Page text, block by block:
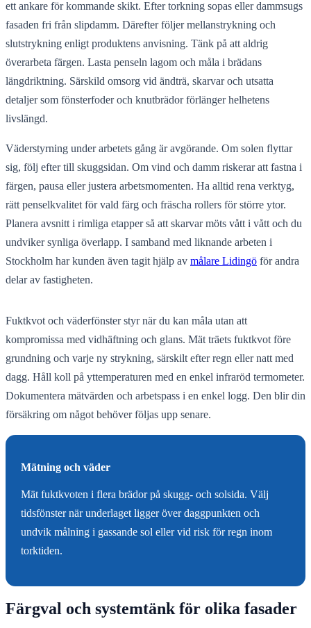
ett ankare för kommande skikt. Efter torkning sopas eller dammsugs
fasaden fri från slipdamm. Därefter följer mellanstrykning och
slutstrykning enligt produktens anvisning. Tänk på att aldrig
överarbeta färgen. Lasta penseln lagom och måla i brädans
längdriktning. Särskild omsorg vid ändträ, skarvar och utsatta
detaljer som fönsterfoder och knutbrädor förlänger helhetens
livslängd.
Väderstyrning under arbetets gång är avgörande. Om solen flyttar
sig, följ efter till skuggsidan. Om vind och damm riskerar att fastna i
färgen, pausa eller justera arbetsmomenten. Ha alltid rena verktyg,
rätt penselkvalitet för vald färg och fräscha rollers för större ytor.
Planera avsnitt i rimliga etapper så att skarvar möts vått i vått och du
undviker synliga överlapp. I samband med liknande arbeten i
Stockholm har kunden även tagit hjälp av målare Lidingö för andra
delar av fastigheten.
Fuktkvot och väderfönster styr när du kan måla utan att
kompromissa med vidhäftning och glans. Mät träets fuktkvot före
grundning och varje ny strykning, särskilt efter regn eller natt med
dagg. Håll koll på yttemperaturen med en enkel infraröd termometer.
Dokumentera mätvärden och arbetspass i en enkel logg. Den blir din
försäkring om något behöver följas upp senare.
Mätning och väder
Mät fuktkvoten i flera brädor på skugg- och solsida. Välj
tidsfönster när underlaget ligger över daggpunkten och
undvik målning i gassande sol eller vid risk för regn inom
torktiden.
Färgval och systemtänk för olika fasader